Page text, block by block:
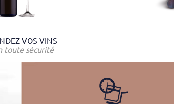
VOS VINS
toute sécurité